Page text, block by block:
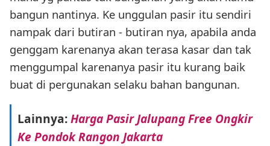
bangun nantinya. Ke unggulan pasir itu sendiri
nampak dari butiran - butiran nya, apabila anda
genggam karenanya akan terasa kasar dan tak
menggumpal karenanya pasir itu kurang baik
buat di pergunakan selaku bahan bangunan.
Lainnya:Harga Pasir Jalupang Free Ongkir
Ke Pondok Rangon Jakarta